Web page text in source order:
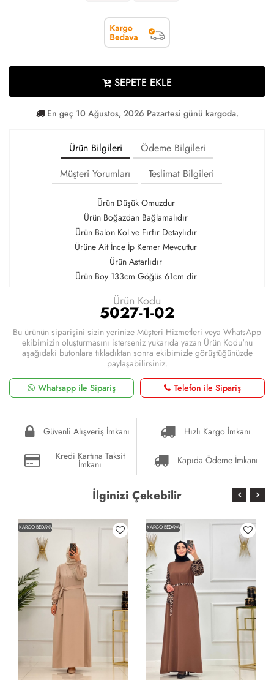
SEPETE EKLE
En geç 10 Ağustos, 2026 Pazartesi günü kargoda.
Ürün Bilgileri
Ödeme Bilgileri
Müşteri Yorumları
Teslimat Bilgileri
Ürün Düşük Omuzdur
Ürün Boğazdan Bağlamalıdır
Ürün Balon Kol ve Fırfır Detaylıdır
Ürüne Ait İnce İp Kemer Mevcuttur
Ürün Astarlıdır
Ürün Boy 133cm Göğüs 61cm dir
Ürün Kodu
5027-1-02
Bu ürünün siparişini sizin yerinize Müşteri Hizmetleri veya WhatsApp
ekibimizin oluşturmasını isterseniz yukarıda yazan Ürün Kodu'nu
aşağıdaki butonlara tıkladıktan sonra ekibimizle görüştüğünüzde
paylaşabilirsiniz.
Whatsapp ile Sipariş
Telefon ile Sipariş
Güvenli Alışveriş İmkanı
Hızlı Kargo İmkanı
Kredi Kartına Taksit
İmkanı Kapıda Ödeme İmkanı
İlginizi Çekebilir
KARGO BEDAVA KARGO BEDAVA